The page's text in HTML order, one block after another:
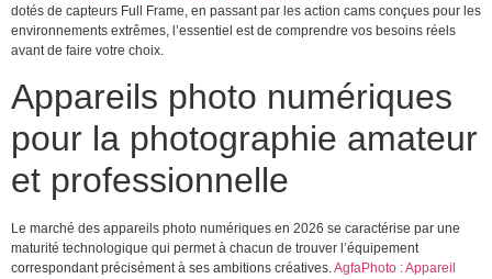
dotés de capteurs Full Frame, en passant par les action cams conçues pour les
environnements extrêmes, l’essentiel est de comprendre vos besoins réels
avant de faire votre choix.
Appareils photo numériques
pour la photographie amateur
et professionnelle
Le marché des appareils photo numériques en 2026 se caractérise par une
maturité technologique qui permet à chacun de trouver l’équipement
correspondant précisément à ses ambitions créatives.AgfaPhoto : Appareil